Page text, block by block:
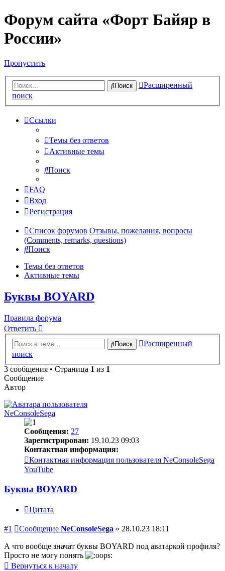
Форум сайта «Форт Байяр в
России»
Пропустить
Поиск
Расширенный
поиск
Ссылки
Темы без ответов
Активные темы
Поиск
FAQ
Вход
Регистрация
Список форумов Отзывы, пожелания, вопросы
(Comments, remarks, questions)
Поиск
Темы без ответов
Активные темы
Буквы BOYARD
Правила форума
Ответить
Поиск
Расширенный
поиск
3 сообщения • Страница 1 из 1
Сообщение
Автор
NeConsoleSega
Сообщения: 27
Зарегистрирован: 19.10.23 09:03
Контактная информация:
Контактная информация пользователя NeConsoleSega
YouTube
Буквы BOYARD
Цитата
#1 Сообщение NeConsoleSega » 28.10.23 18:11
А что вообще значат буквы BOYARD под аватаркой профиля?
Просто не могу понять
Вернуться к началу